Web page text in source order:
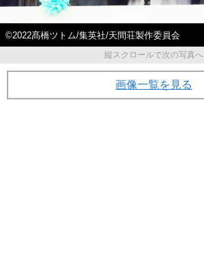
©2022髙橋ツトム/集英社/天間荘製作委員会
縦スクロールで次の写真へ
画像一覧を見る